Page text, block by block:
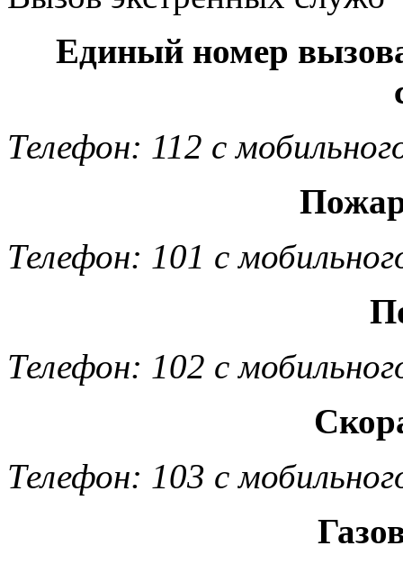
Единый номер
Телефон: 112 с
Телефон: 101 с
Телефон: 102 с
Телефон: 103 с